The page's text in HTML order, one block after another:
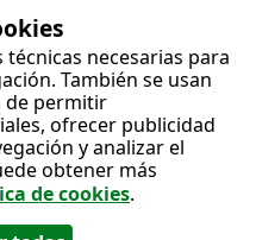
técnicas necesarias para
También se usan
de permitir
ofrecer publicidad
y analizar el
obtener más
de cookies.